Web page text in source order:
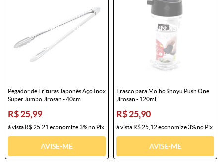
Pegador de Frituras Japonês Aço Inox
Super Jumbo Jirosan - 40cm
R$ 25,99
à vista R$ 25,21 economize3%no Pix
AVISE-ME
Frasco para Molho Shoyu Push One
Jirosan - 120mL
R$ 25,90
à vista R$ 25,12economize3%no Pix
AVISE-ME